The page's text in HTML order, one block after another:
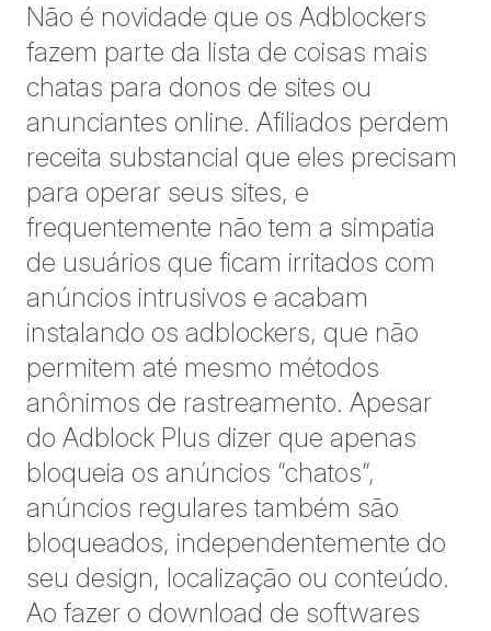
Não é novidade que os Adblockers
fazem parte da lista de coisas mais
chatas para donos de sites ou
anunciantes online. Afiliados perdem
receita substancial que eles precisam
para operar seus sites, e
frequentemente não tem a simpatia
de usuários que ficam irritados com
anúncios intrusivos e acabam
instalando os adblockers, que não
permitem até mesmo métodos
anônimos de rastreamento. Apesar
do Adblock Plus dizer que apenas
bloqueia os anúncios “chatos”,
anúncios regulares também são
bloqueados, independentemente do
seu design, localização ou conteúdo.
Ao fazer o download de softwares